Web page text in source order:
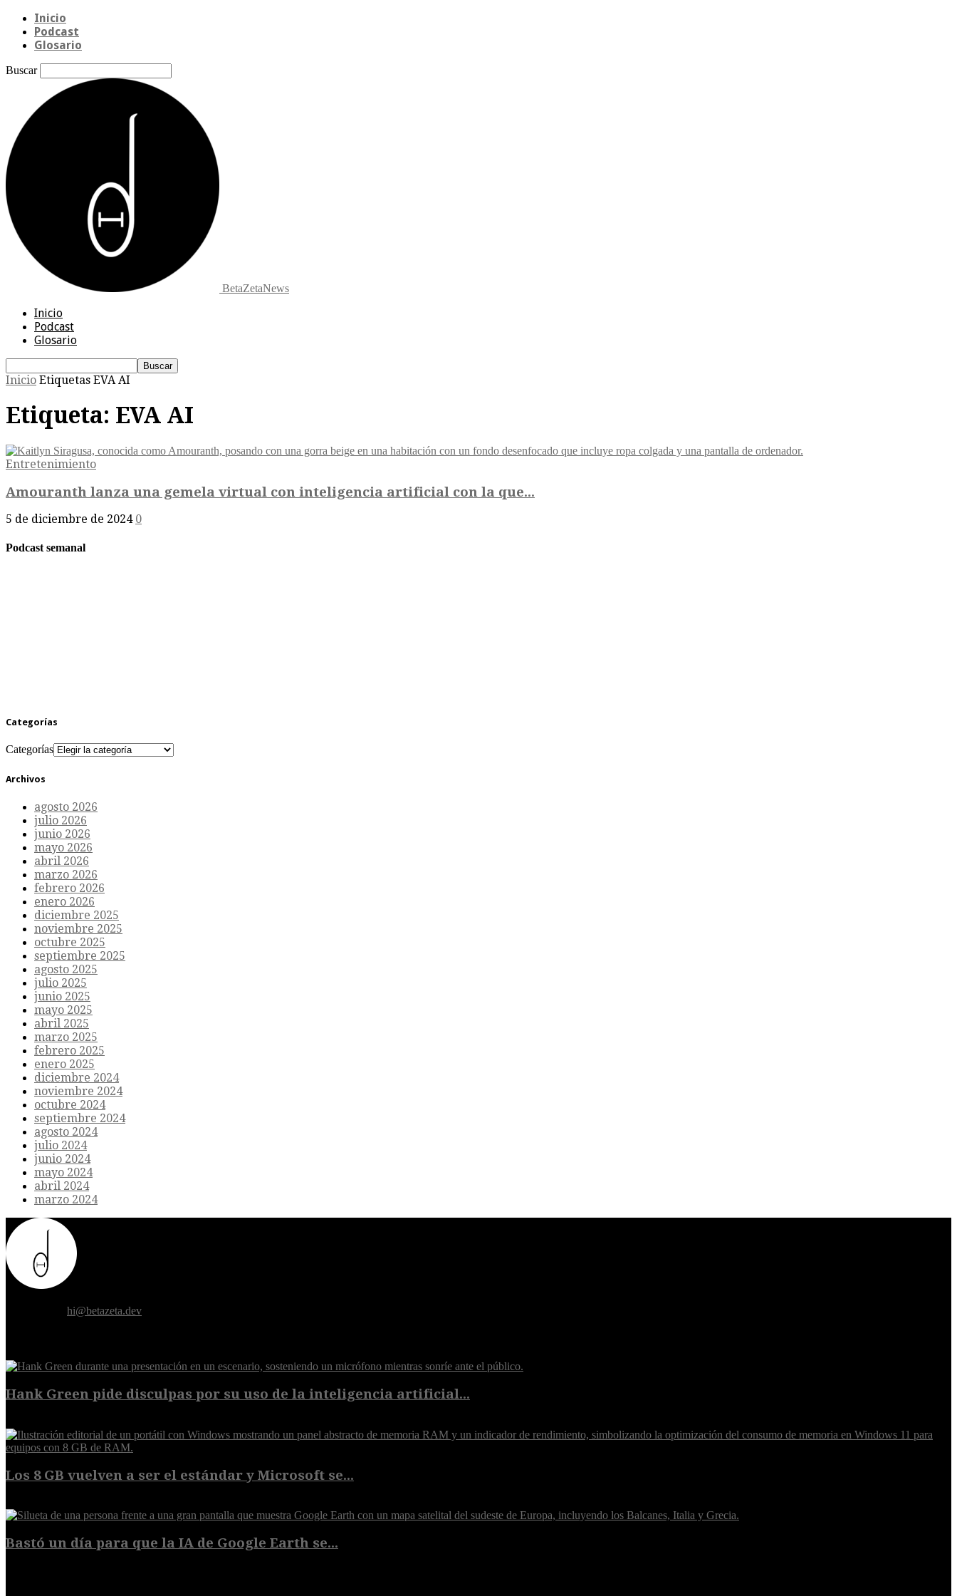
Inicio
Podcast
Glosario
Buscar
BetaZetaNews
Inicio
Podcast
Glosario
Inicio Etiquetas EVA AI
Etiqueta: EVA AI
Entretenimiento
Amouranth lanza una gemela virtual con inteligencia artificial con la que...
5 de diciembre de 2024 0
Podcast semanal
Categorías
Categorías
Archivos
agosto 2026
julio 2026
junio 2026
mayo 2026
abril 2026
marzo 2026
febrero 2026
enero 2026
diciembre 2025
noviembre 2025
octubre 2025
septiembre 2025
agosto 2025
julio 2025
junio 2025
mayo 2025
abril 2025
marzo 2025
febrero 2025
enero 2025
diciembre 2024
noviembre 2024
octubre 2024
septiembre 2024
agosto 2024
julio 2024
junio 2024
mayo 2024
abril 2024
marzo 2024
hi@betazeta.dev
Hank Green pide disculpas por su uso de la inteligencia artificial...
Los 8 GB vuelven a ser el estándar y Microsoft se...
Bastó un día para que la IA de Google Earth se...